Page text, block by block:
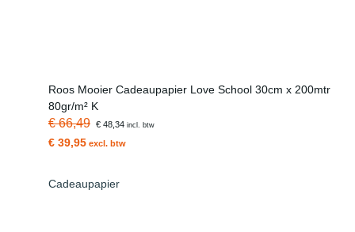
Roos Mooier Cadeaupapier Love School 30cm x 200mtr
80gr/m² K
€ 66,49 € 48,34incl. btw
€ 39,95 excl. btw
Cadeaupapier